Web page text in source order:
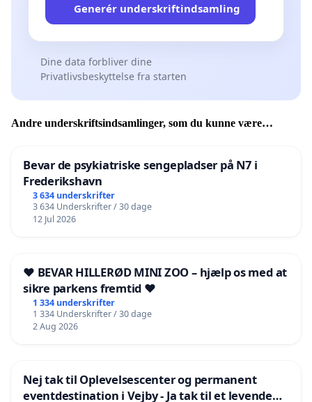
Generér underskriftindsamling
Dine data forbliver dine
Privatlivsbeskyttelse fra starten
Andre underskriftsindsamlinger, som du kunne være
Bevar de psykiatriske sengepladser på N7 i
Frederikshavn
3 634 underskrifter
3 634 Underskrifter / 30 dage
12 Jul 2026
❤️ BEVAR HILLERØD MINI ZOO – hjælp os med at
sikre parkens fremtid ❤️
1 334 underskrifter
1 334 Underskrifter / 30 dage
2 Aug 2026
Nej tak til Oplevelsescenter og permanent
eventdestination i Vejby - Ja tak til et levende